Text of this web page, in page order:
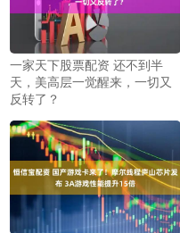
一家天下股票配资 还不到半
天，美高层一觉醒来，一切又
反转了？